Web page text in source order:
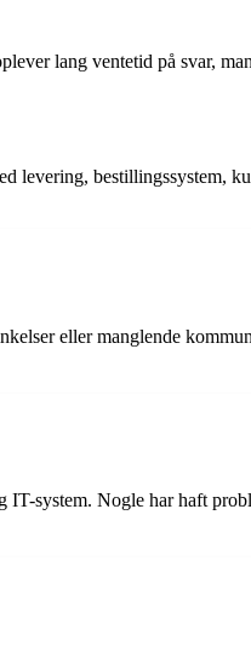
lang ventetid på svar,
levering, bestillingssystem,
eller manglende
system. Nogle har haft